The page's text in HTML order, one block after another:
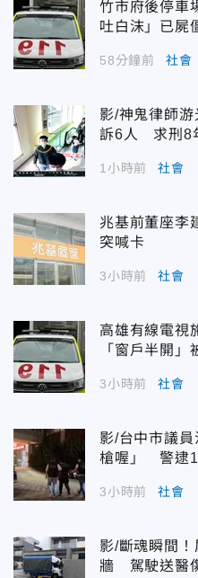
竹市府後停車
吐白沫」已屍
58分鐘前 社會
影/神鬼律師
訴6人 求刑8
1小時前 社會
兆基前董座李
突喊卡
3小時前 社會
高雄有線電
「窗戶半開」
3小時前 社會
影/台中市議
槍喔」 警逮1
3小時前 社會
影/斷魂瞬間
牆 駕駛送醫